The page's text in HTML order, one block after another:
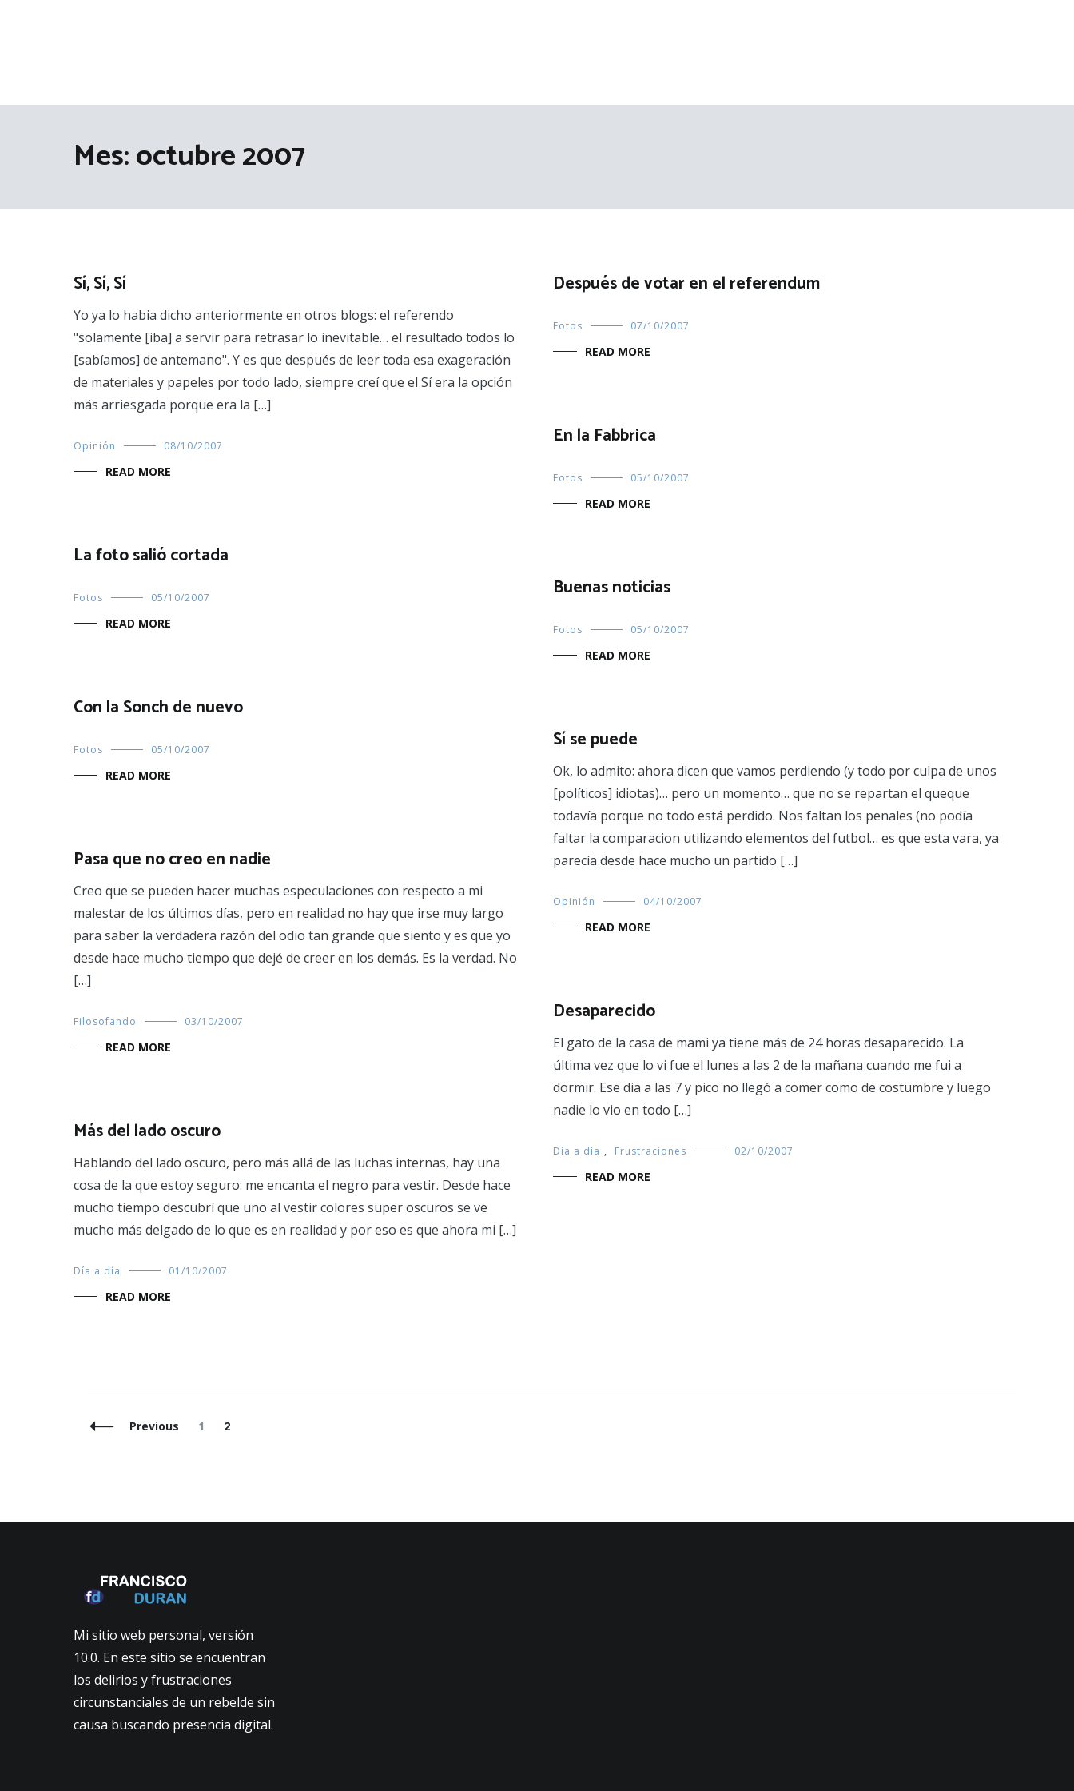
Mes:octubre 2007
Sí, Sí, Sí
Yo ya lo habia dicho anteriormente en otros blogs: el referendo
"solamente [iba] a servir para retrasar lo inevitable… el resultado todos lo
[sabíamos] de antemano". Y es que después de leer toda esa exageración
de materiales y papeles por todo lado, siempre creí que el Sí era la opción
más arriesgada porque era la […]
Opinión 08/10/2007
READ MORE
Después de votar en el referendum
Fotos 07/10/2007
READ MORE
En la Fabbrica
Fotos 05/10/2007
READ MORE
La foto salió cortada
Fotos 05/10/2007
READ MORE
Buenas noticias
Fotos 05/10/2007
READ MORE
Con la Sonch de nuevo
Fotos 05/10/2007
READ MORE
Sí se puede
Ok, lo admito: ahora dicen que vamos perdiendo (y todo por culpa de unos
[políticos] idiotas)… pero un momento… que no se repartan el queque
todavía porque no todo está perdido. Nos faltan los penales (no podía
faltar la comparacion utilizando elementos del futbol… es que esta vara, ya
parecía desde hace mucho un partido […]
Opinión 04/10/2007
READ MORE
Pasa que no creo en nadie
Creo que se pueden hacer muchas especulaciones con respecto a mi
malestar de los últimos días, pero en realidad no hay que irse muy largo
para saber la verdadera razón del odio tan grande que siento y es que yo
desde hace mucho tiempo que dejé de creer en los demás. Es la verdad. No
[…]
Filosofando 03/10/2007
READ MORE
Desaparecido
El gato de la casa de mami ya tiene más de 24 horas desaparecido. La
última vez que lo vi fue el lunes a las 2 de la mañana cuando me fui a
dormir. Ese dia a las 7 y pico no llegó a comer como de costumbre y luego
nadie lo vio en todo […]
Día a día , Frustraciones 02/10/2007
READ MORE
Más del lado oscuro
Hablando del lado oscuro, pero más allá de las luchas internas, hay una
cosa de la que estoy seguro: me encanta el negro para vestir. Desde hace
mucho tiempo descubrí que uno al vestir colores super oscuros se ve
mucho más delgado de lo que es en realidad y por eso es que ahora mi […]
Día a día 01/10/2007
READ MORE
Posts
Previous Page
1 Page
2
Mi sitio web personal, versión
10.0. En este sitio se encuentran
los delirios y frustraciones
circunstanciales de un rebelde sin
causa buscando presencia digital.